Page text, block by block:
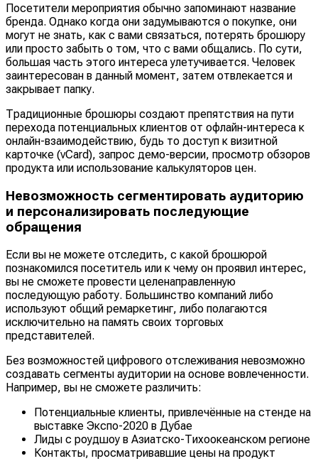
Посетители мероприятия обычно запоминают название
бренда. Однако когда они задумываются о покупке, они
могут не знать, как с вами связаться, потерять брошюру
или просто забыть о том, что с вами общались. По сути,
большая часть этого интереса улетучивается. Человек
заинтересован в данный момент, затем отвлекается и
закрывает папку.
Традиционные брошюры создают препятствия на пути
перехода потенциальных клиентов от офлайн-интереса к
онлайн-взаимодействию, будь то доступ к визитной
карточке (vCard), запрос демо-версии, просмотр обзоров
продукта или использование калькуляторов цен.
Невозможность сегментировать аудиторию
и персонализировать последующие
обращения
Если вы не можете отследить, с какой брошюрой
познакомился посетитель или к чему он проявил интерес,
вы не сможете провести целенаправленную
последующую работу. Большинство компаний либо
используют общий ремаркетинг, либо полагаются
исключительно на память своих торговых
представителей.
Без возможностей цифрового отслеживания невозможно
создавать сегменты аудитории на основе вовлеченности.
Например, вы не сможете различить:
Потенциальные клиенты, привлечённые на стенде на
выставке Экспо-2020 в Дубае
Лиды с роудшоу в Азиатско-Тихоокеанском регионе
Контакты, просматривавшие цены на продукт